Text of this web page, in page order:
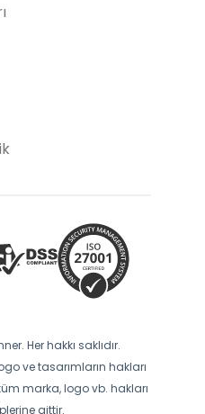
Her hakkı saklıdır.
ve tasarımların hakları
marka, logo vb. hakları
aittir.